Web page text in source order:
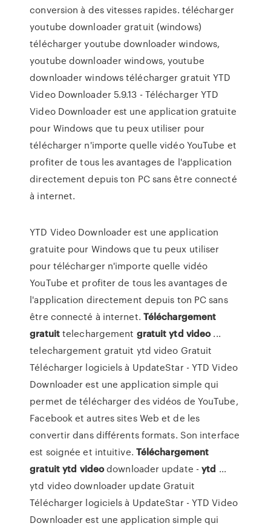
conversion à des vitesses rapides. télécharger
youtube downloader gratuit (windows)
télécharger youtube downloader windows,
youtube downloader windows, youtube
downloader windows télécharger gratuit YTD
Video Downloader 5.9.13 - Télécharger YTD
Video Downloader est une application gratuite
pour Windows que tu peux utiliser pour
télécharger n'importe quelle vidéo YouTube et
profiter de tous les avantages de l'application
directement depuis ton PC sans être connecté
à internet.
YTD Video Downloader est une application
gratuite pour Windows que tu peux utiliser
pour télécharger n'importe quelle vidéo
YouTube et profiter de tous les avantages de
l'application directement depuis ton PC sans
être connecté à internet. Téléchargement
gratuittelechargement gratuit ytd video...
telechargement gratuit ytd video Gratuit
Télécharger logiciels à UpdateStar - YTD Video
Downloader est une application simple qui
permet de télécharger des vidéos de YouTube,
Facebook et autres sites Web et de les
convertir dans différents formats. Son interface
est soignée et intuitive. Téléchargement
gratuitytd videodownloader update -ytd ...
ytd video downloader update Gratuit
Télécharger logiciels à UpdateStar - YTD Video
Downloader est une application simple qui